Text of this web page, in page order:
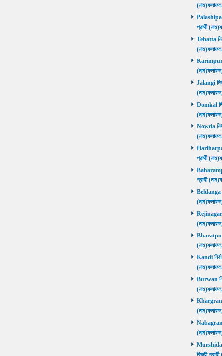
প্রার্থী
Tehatta
Karimpur
Jalangi
Domkal
Nowda
প্রার্থী
প্রার্থী
Beldanga
Rejinagar
Bharatpur
Kandi
Burwan
Khargram
Nabagram
বিজয়ী